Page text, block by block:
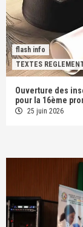
flash info
TEXTES
Ouverture des
pour la 16ème
25 juin 2026